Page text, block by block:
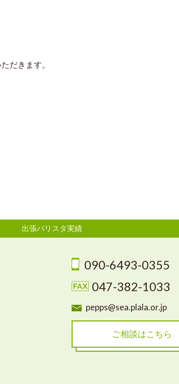
だきます。
出張バリスタ実績
090-6493-0355
047-382-1033
pepps@sea.plala.or.jp
ご相談はこちら